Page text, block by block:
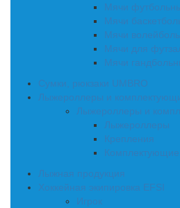
Мячи
Мячи
Мячи
Мячи для
Мячи
Сумки, рюкзаки UMBRO
Лыжероллеры и
Лыжероллеры и
Лыжероллеры
Крепления
Комплектующие
Лыжная продукция
Хоккейная экипировка EFSI
Игрок